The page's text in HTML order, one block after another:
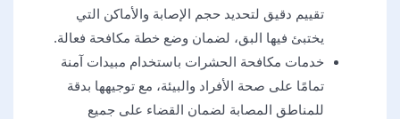
تقييم دقيق لتحديد حجم الإصابة والأماكن التي
يختبئ فيها البق، لضمان وضع خطة مكافحة فعالة.
خدمات مكافحة الحشرات باستخدام مبيدات آمنة
تمامًا على صحة الأفراد والبيئة، مع توجيهها بدقة
للمناطق المصابة لضمان القضاء على جميع